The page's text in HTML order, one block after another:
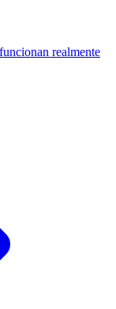
realmente